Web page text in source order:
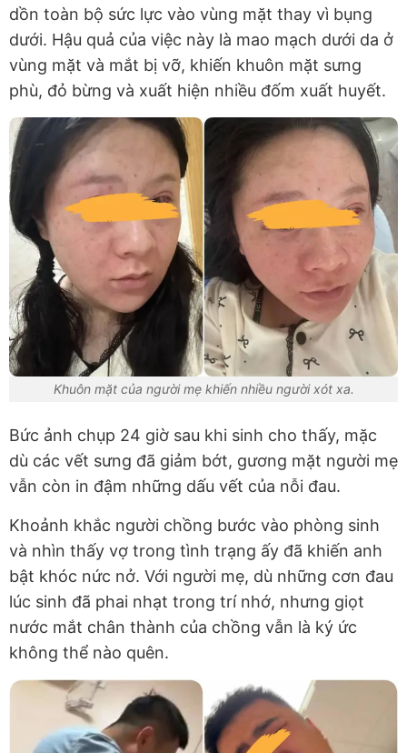
dồn toàn bộ sức lực vào vùng mặt thay vì bụng
dưới. Hậu quả của việc này là mao mạch dưới da ở
vùng mặt và mắt bị vỡ, khiến khuôn mặt sưng
phù, đỏ bừng và xuất hiện nhiều đốm xuất huyết.
Khuôn mặt của người mẹ khiến nhiều người xót xa.
Bức ảnh chụp 24 giờ sau khi sinh cho thấy, mặc
dù các vết sưng đã giảm bớt, gương mặt người mẹ
vẫn còn in đậm những dấu vết của nỗi đau.
Khoảnh khắc người chồng bước vào phòng sinh
và nhìn thấy vợ trong tình trạng ấy đã khiến anh
bật khóc nức nở. Với người mẹ, dù những cơn đau
lúc sinh đã phai nhạt trong trí nhớ, nhưng giọt
nước mắt chân thành của chồng vẫn là ký ức
không thể nào quên.